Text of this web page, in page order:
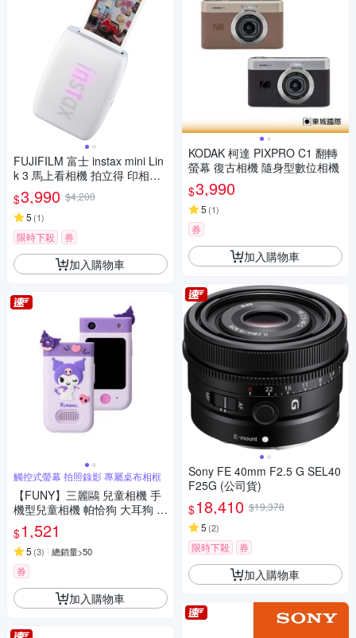
FUJIFILM 富士 instax mini Lin
k 3 馬上看相機 拍立得 印相機
公司貨
$3,990 $4,200
5 (1)
限時下殺 券
加入購物車
觸控式螢幕 拍照錄影 專屬桌布相框
【FUNY】三麗鷗 兒童相機 手
機型兒童相機 帕恰狗 大耳狗 酷
洛米
$1,521
5 (3) 總銷量>50
券
加入購物車
KODAK 柯達 PIXPRO C1 翻轉
螢幕 復古相機 隨身型數位相機
$3,990
5 (1)
券
加入購物車
Sony FE 40mm F2.5 G SEL40
F25G (公司貨)
$18,410 $19,378
5 (2)
限時下殺 券
加入購物車